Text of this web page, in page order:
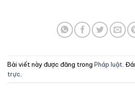
Bài viết này được đăng trong Pháp luật .
trực